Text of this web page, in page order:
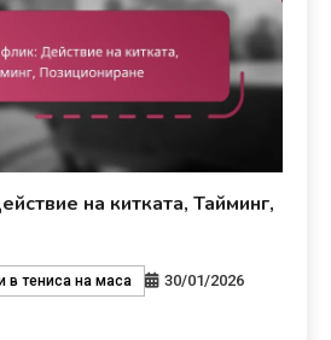
на китката, Тайминг,
в тениса на маса
30/01/2026